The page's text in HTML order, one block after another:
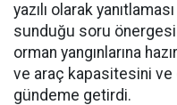
yazılı olarak
sunduğu soru
orman yangınlarına
ve araç kapasitesini
gündeme getirdi.